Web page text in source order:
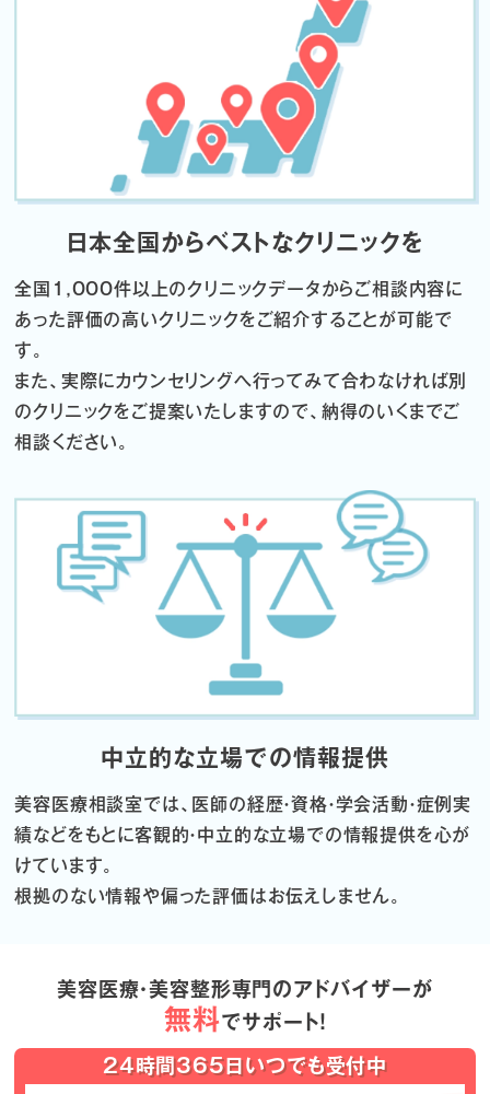
日本全国からベストなクリニックを
全国1,000件以上のクリニックデータからご相談内容に
あった評価の高いクリニックをご紹介することが可能で
す。
また、実際にカウンセリングへ行ってみて合わなければ別
のクリニックをご提案いたしますので、納得のいくまでご
相談ください。
中立的な立場での情報提供
美容医療相談室では、医師の経歴・資格・学会活動・症例実
績などをもとに客観的・中立的な立場での情報提供を心が
けています。
根拠のない情報や偏った評価はお伝えしません。
美容医療・美容整形専門のアドバイザーが
無料でサポート！
24時間365日いつでも受付中